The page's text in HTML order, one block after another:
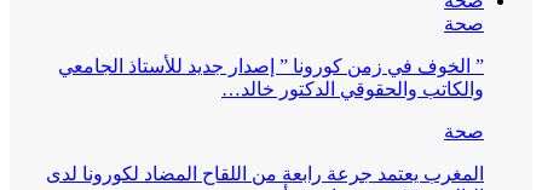
صحة
” الخوف في زمن كورونا ” إصدار جديد للأستاذ الجامعي
والكاتب والحقوقي الدكتور خالد…
صحة
المغرب يعتمد جرعة رابعة من اللقاح المضاد لكورونا لدى